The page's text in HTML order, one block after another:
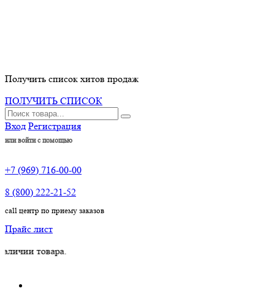
Получить список хитов продаж
ПОЛУЧИТЬ СПИСОК
Вход Регистрация
или войти с помощью
+7 (969) 716-00-00
8 (800) 222-21-52
call центр по приему заказов
Прайс лист